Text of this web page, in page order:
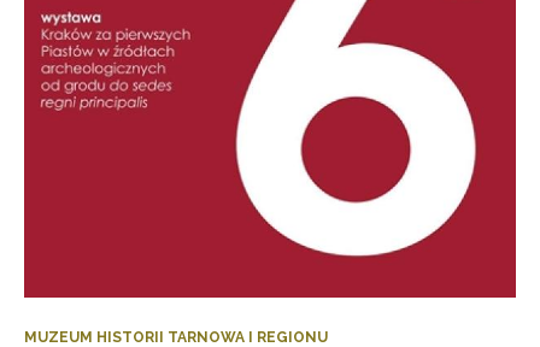
MUZEUM HISTORII TARNOWA I REGIONU